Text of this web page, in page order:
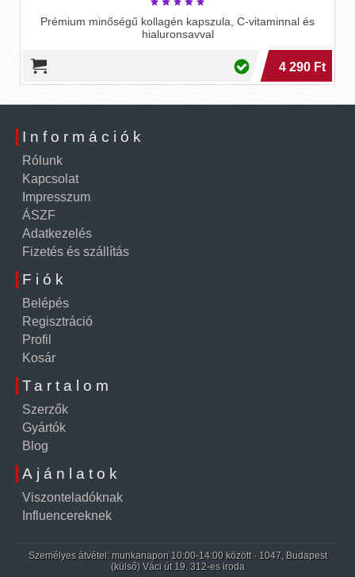
Prémium minőségű kollagén kapszula, C-vitaminnal és
hialuronsavval
4 290 Ft
Információk
Rólunk
Kapcsolat
Impresszum
ÁSZF
Adatkezelés
Fizetés és szállítás
Fiók
Belépés
Regisztráció
Profil
Kosár
Tartalom
Szerzők
Gyártók
Blog
Ajánlatok
Viszonteladóknak
Influencereknek
Személyes átvétel: munkanapon 10:00-14:00 között · 1047, Budapest
(külső) Váci út 19. 312-es iroda